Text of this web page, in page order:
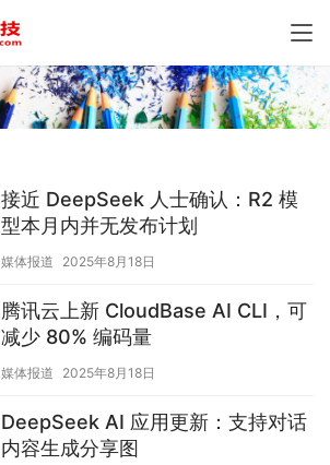
接近 DeepSeek 人士确认：R2 模
型本月内并无发布计划
媒体报道 2025年8月18日
腾讯云上新 CloudBase AI CLI，可
减少 80% 编码量
媒体报道 2025年8月18日
DeepSeek AI 应用更新：支持对话
内容生成分享图